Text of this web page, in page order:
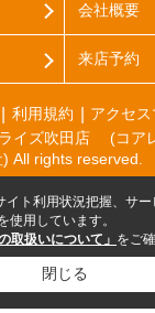
会社概要
来店予約
利用規約 アクセ
イズ吹田店 (コア
) All rights reserved.
ト利用状況把握、サー
使用しています。
取扱いについて」 をご
閉じる